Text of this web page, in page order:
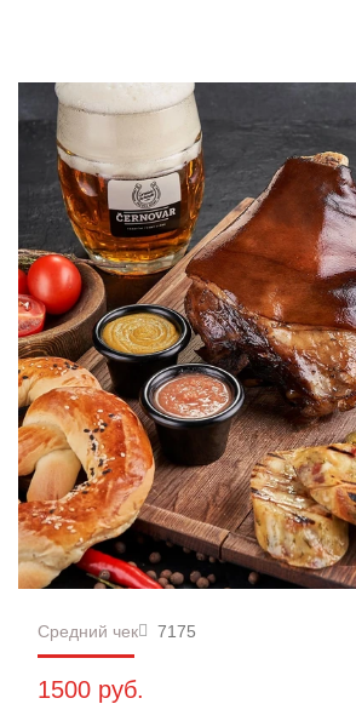
Средний чек 7175
1500 руб.